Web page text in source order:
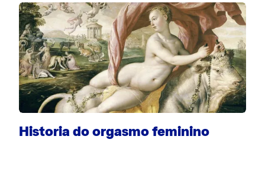
Historia do orgasmo feminino